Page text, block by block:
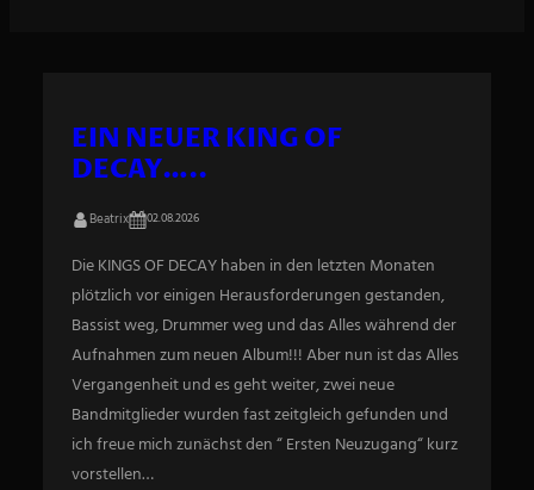
EIN NEUER KING OF
DECAY…..
Beatrix 02.08.2026
Die KINGS OF DECAY haben in den letzten Monaten
plötzlich vor einigen Herausforderungen gestanden,
Bassist weg, Drummer weg und das Alles während der
Aufnahmen zum neuen Album!!! Aber nun ist das Alles
Vergangenheit und es geht weiter, zwei neue
Bandmitglieder wurden fast zeitgleich gefunden und
ich freue mich zunächst den “ Ersten Neuzugang“ kurz
vorstellen…